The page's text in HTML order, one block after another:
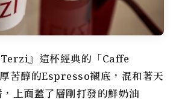
』這杯經典的「Caffe
苦醇的Espresso襯底，混和著天
上面蓋了層剛打發的鮮奶油